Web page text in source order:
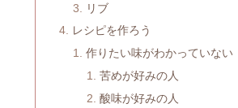
リブ
レシピを作ろう
作りたい味がわかっていない
苦めが好みの人
酸味が好みの人